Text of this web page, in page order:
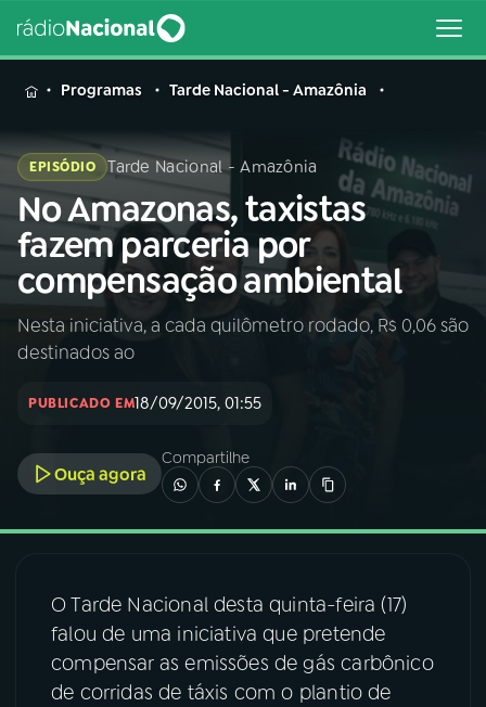
MENU
Buscar
na
Rádio
Nacional
Buscar
AO VIVO
INÍCIO
A RÁDIO
03PROGRAMAÇÃO
04PROGRAMAS
PODCASTS
Programas Tarde Nacional - Amazônia
EPISÓDIO Tarde Nacional - Amazônia
No Amazonas, taxistas
fazem parceria por
compensação ambiental
Nesta iniciativa, a cada quilômetro rodado, R$ 0,06 são
destinados ao
PUBLICADO EM18/09/2015, 01:55
Ouça agora
Compartilhe
O Tarde Nacional desta quinta-feira (17)
falou de uma iniciativa que pretende
compensar as emissões de gás carbônico
de corridas de táxis com o plantio de